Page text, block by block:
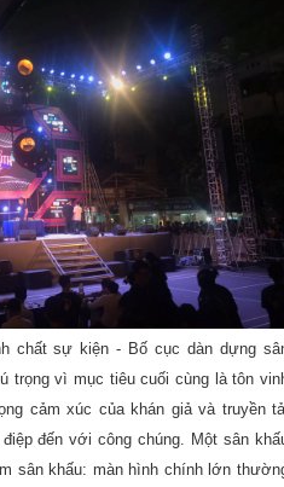
chất sự kiện - Bố cục dàn dựng
trọng vì mục tiêu cuối cùng là tôn
cảm xúc của khán giả và truyền
đến với công chúng. Một sân
sân khấu: màn hình chính lớn